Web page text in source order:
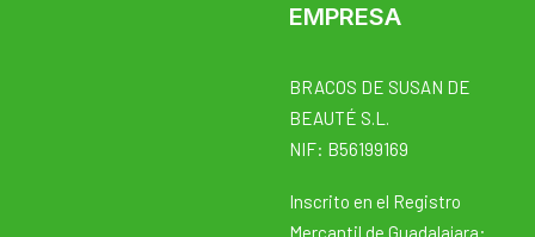
EMPRESA
BRACOS DE SUSAN DE
BEAUTÉ S.L.
NIF: B56199169
Inscrito en el Registro
Mercantil de Guadalajara: